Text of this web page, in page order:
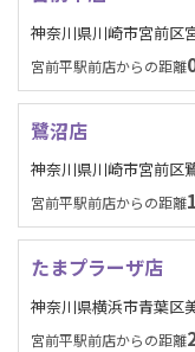
神奈川県川崎市宮前区
宮前平駅前店からの距離
鷺沼店
神奈川県川崎市宮前区
宮前平駅前店からの距離
たまプラーザ店
神奈川県横浜市青葉区
宮前平駅前店からの距離